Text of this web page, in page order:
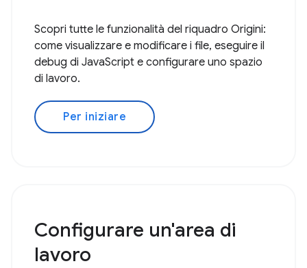
Scopri tutte le funzionalità del riquadro Origini:
come visualizzare e modificare i file, eseguire il
debug di JavaScript e configurare uno spazio
di lavoro.
Per iniziare
Configurare un'area di
lavoro